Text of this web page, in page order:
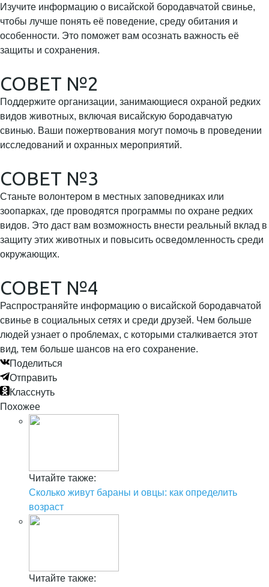
Изучите информацию о висайской бородавчатой свинье,
чтобы лучше понять её поведение, среду обитания и
особенности. Это поможет вам осознать важность её
защиты и сохранения.
СОВЕТ №2
Поддержите организации, занимающиеся охраной редких
видов животных, включая висайскую бородавчатую
свинью. Ваши пожертвования могут помочь в проведении
исследований и охранных мероприятий.
СОВЕТ №3
Станьте волонтером в местных заповедниках или
зоопарках, где проводятся программы по охране редких
видов. Это даст вам возможность внести реальный вклад в
защиту этих животных и повысить осведомленность среди
окружающих.
СОВЕТ №4
Распространяйте информацию о висайской бородавчатой
свинье в социальных сетях и среди друзей. Чем больше
людей узнает о проблемах, с которыми сталкивается этот
вид, тем больше шансов на его сохранение.
Поделиться
Отправить
Класснуть
Похожее
Читайте также:
Сколько живут бараны и овцы: как определить
возраст
Читайте также: